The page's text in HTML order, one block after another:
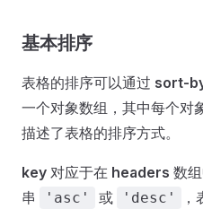
基本排序
表格的排序可以通过 sort-
一个对象数组，其中每个对
描述了表格的排序方式。
key 对应于在 headers 数
串
'asc' 或 'desc'